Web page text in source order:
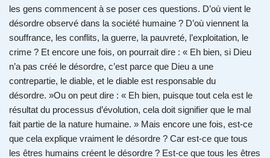
les gens commencent à se poser ces questions. D’où vient le
désordre observé dans la société humaine ? D’où viennent la
souffrance, les conflits, la guerre, la pauvreté, l’exploitation, le
crime ? Et encore une fois, on pourrait dire : « Eh bien, si Dieu
n’a pas créé le désordre, c’est parce que Dieu a une
contrepartie, le diable, et le diable est responsable du
désordre. »Ou on peut dire : « Eh bien, puisque tout cela est le
résultat du processus d’évolution, cela doit signifier que le mal
fait partie de la nature humaine. » Mais encore une fois, est-ce
que cela explique vraiment le désordre ? Car est-ce que tous
les êtres humains créent le désordre ? Est-ce que tous les êtres